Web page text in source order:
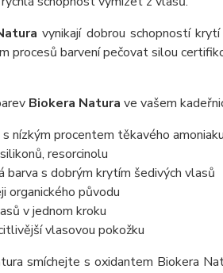
vynikají dobrou schopností
procesů barvení pečovat silou
Biokera Natura ve vašem
nízkým procentem těkavého amoniaku
resorcinolu
barva s dobrým krytím šedivých vlasů
organického původu
v jednom kroku
vlasovou pokožku
smíchejte s oxidantem Biokera